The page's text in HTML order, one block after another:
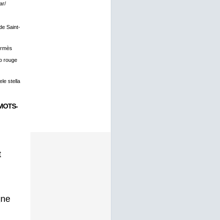
Saint-
rouge
stella